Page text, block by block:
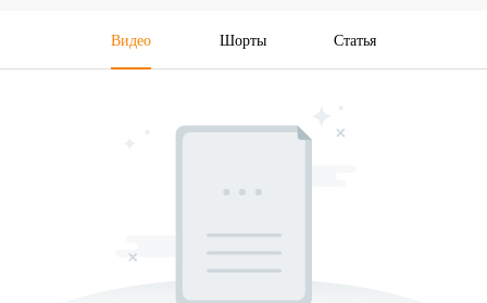
Видео Шорты Статья